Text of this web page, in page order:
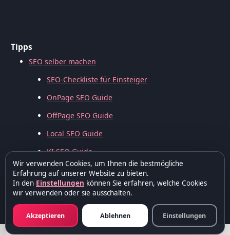
Tipps
SEO selber machen
SEO-Checkliste für Einsteiger
OnPage SEO Guide
OffPage SEO Guide
Local SEO Guide
KI SEO Guide
© 2006 – 2026 –WebSeo GmbH
Wir verwenden Cookies, um Ihnen die bestmögliche
Erfahrung auf unserer Website zu bieten.
In den Einstellungen können Sie erfahren, welche Cookies
wir verwenden oder sie ausschalten.
Akzeptieren Ablehnen Einstellungen